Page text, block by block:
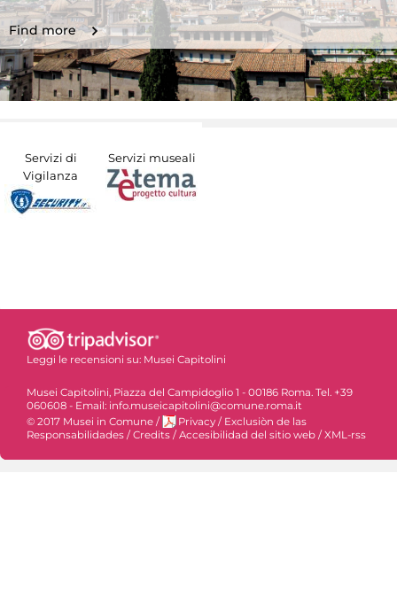
Find more
Servizi di
Vigilanza
Servizi museali
Leggi le recensioni su: Musei Capitolini
Musei Capitolini, Piazza del Campidoglio 1 - 00186 Roma. Tel. +39
060608 - Email: info.museicapitolini@comune.roma.it
© 2017 Musei in Comune / Privacy / Exclusiòn de las
Responsabilidades / Credits / Accesibilidad del sitio web / XML-rss